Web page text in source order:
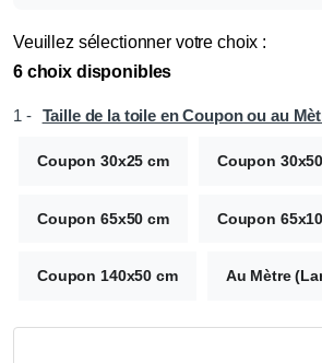
Veuillez sélectionner votre choix :
6 choix disponibles
1 - Taille de la toile en Coupon ou au
Coupon 30x25 cm Coupon
Coupon 65x50 cm Coupon
Coupon 140x50 cm Au Mètre